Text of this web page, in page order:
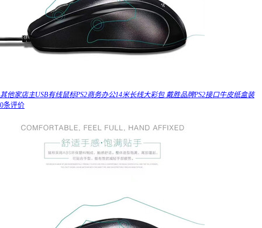
其他家店主USB有线鼠标PS2商务办公14米长线大彩包 戴胜品牌PS2接口牛皮纸盒装
0条评价